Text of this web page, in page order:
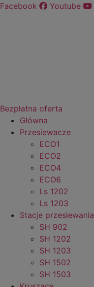
Przejdź
Facebook Youtube
Bezpłatna oferta
Główna
Przesiewacze
ECO1
ECO2
ECO4
ECO6
Ls 1202
Ls 1203
Stacje przesiewania
SH 902
SH 1202
SH 1203
SH 1502
SH 1503